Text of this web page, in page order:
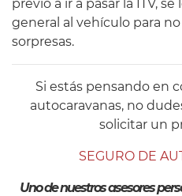
previo a ir a pasar la ITV,
general al vehículo para
sorpresas.
Si estás pensando en
autocaravanas, no
solicitar un
SEGURO DE
Uno de nuestros asesores